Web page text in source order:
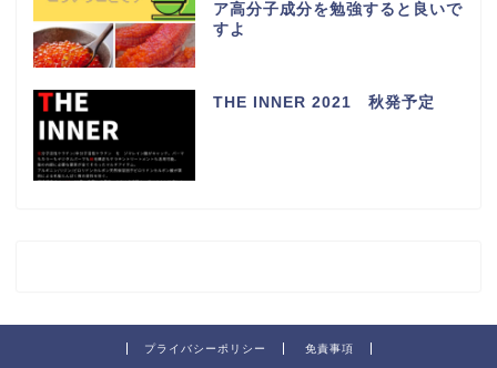
ア高分子成分を勉強すると良いで
すよ
THE INNER 2021 秋発予定
プライバシーポリシー 免責事項